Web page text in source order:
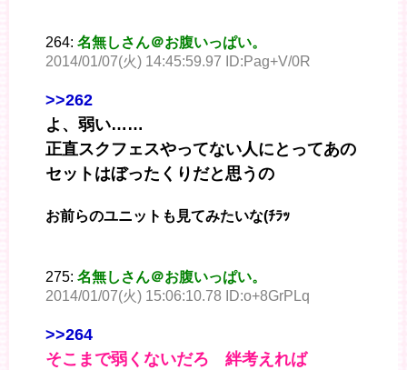
264: 名無しさん＠お腹いっぱい。
2014/01/07(火) 14:45:59.97 ID:Pag+V/0R
>>262
よ、弱い……
正直スクフェスやってない人にとってあの
セットはぼったくりだと思うの
お前らのユニットも見てみたいな(ﾁﾗｯ
275: 名無しさん＠お腹いっぱい。
2014/01/07(火) 15:06:10.78 ID:o+8GrPLq
>>264
そこまで弱くないだろ 絆考えれば